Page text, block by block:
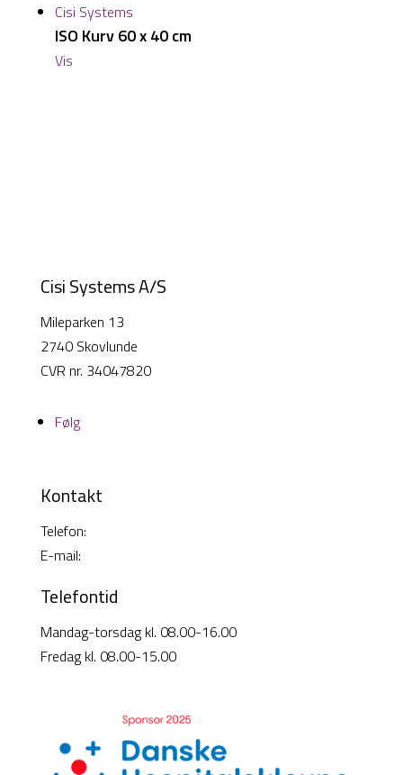
ISO Kurv 60 x 40 cm
Vis
Cisi Systems A/S
Mileparken 13
2740 Skovlunde
CVR nr. 34047820
Følg
Kontakt
Telefon:
E-mail:
Telefontid
Mandag-torsdag kl. 08.00-16.00
Fredag kl. 08.00-15.00